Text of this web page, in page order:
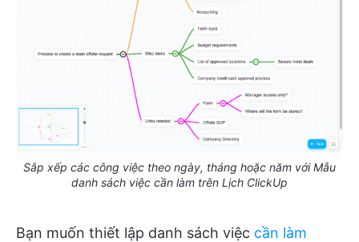
Sắp xếp các công việc theo ngày, tháng hoặc năm với Mẫu
danh sách việc cần làm trên Lịch ClickUp
Bạn muốn thiết lập danh sách việc cần làm